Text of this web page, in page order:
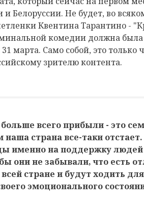
и Белоруссии. Не будет, во
Квентина Тарантино -
комедии должна
марта. Само собой, это только
зрителю контента.
всего прибыли - это
страна все-таки отстает.
именно на поддержку людей
они не забывали, что есть
стране и будут ходить для
эмоционального